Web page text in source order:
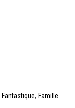
Fantastique, Famille